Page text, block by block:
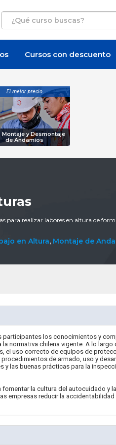
Cursos con descuento
El mejor precio
Montaje y Desmontaje
de Andamios
para realizar labores en altura de
en Altura, Montaje de
participantes los conocimientos y
normativa chilena vigente. A lo largo
el uso correcto de equipos de
de armado, uso y
y las buenas prácticas para la
la cultura del autocuidado y la
empresas reducir la accidentabilidad